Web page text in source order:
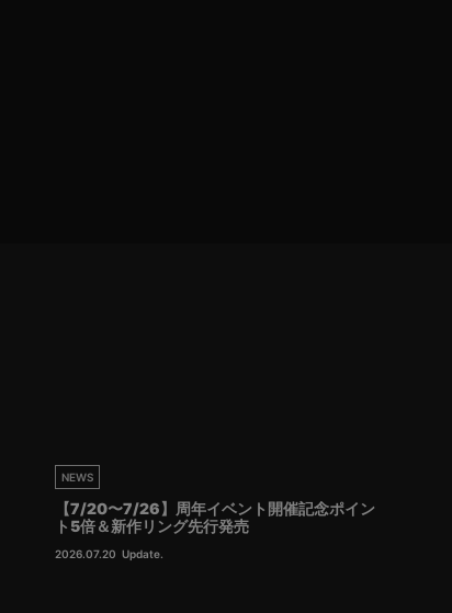
NEWS
【7/20〜7/26】周年イベント開催記念ポイン
ト5倍＆新作リング先行発売
2026.07.20 Update.